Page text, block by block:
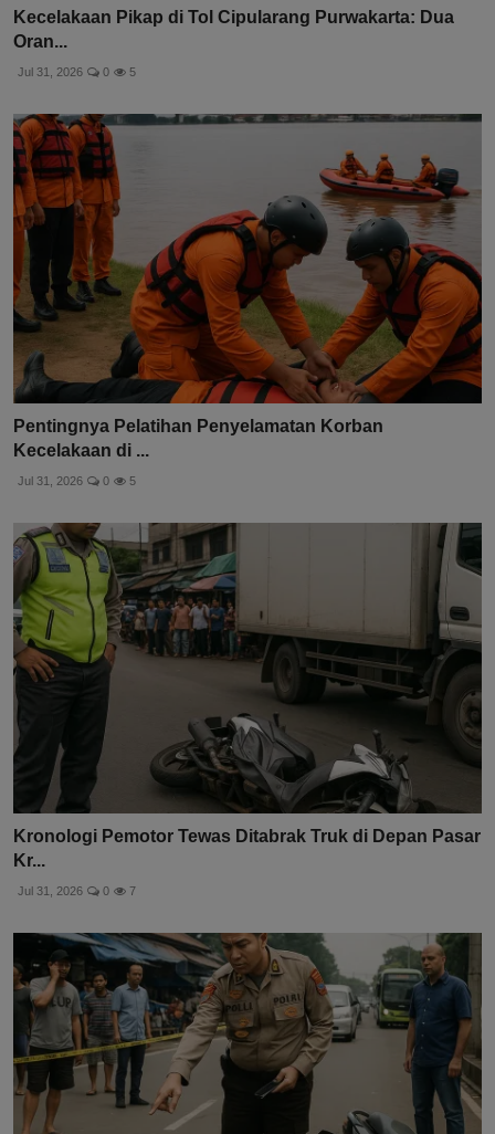
Kecelakaan Pikap di Tol Cipularang Purwakarta: Dua
Oran...
Jul 31, 2026 0 5
Pentingnya Pelatihan Penyelamatan Korban
Kecelakaan di ...
Jul 31, 2026 0 5
Kronologi Pemotor Tewas Ditabrak Truk di Depan Pasar
Kr...
Jul 31, 2026 0 7